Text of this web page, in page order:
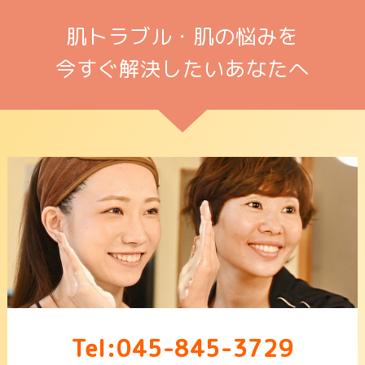
肌トラブル・肌の悩みを
今すぐ解決したいあなたへ
Tel:045-845-3729